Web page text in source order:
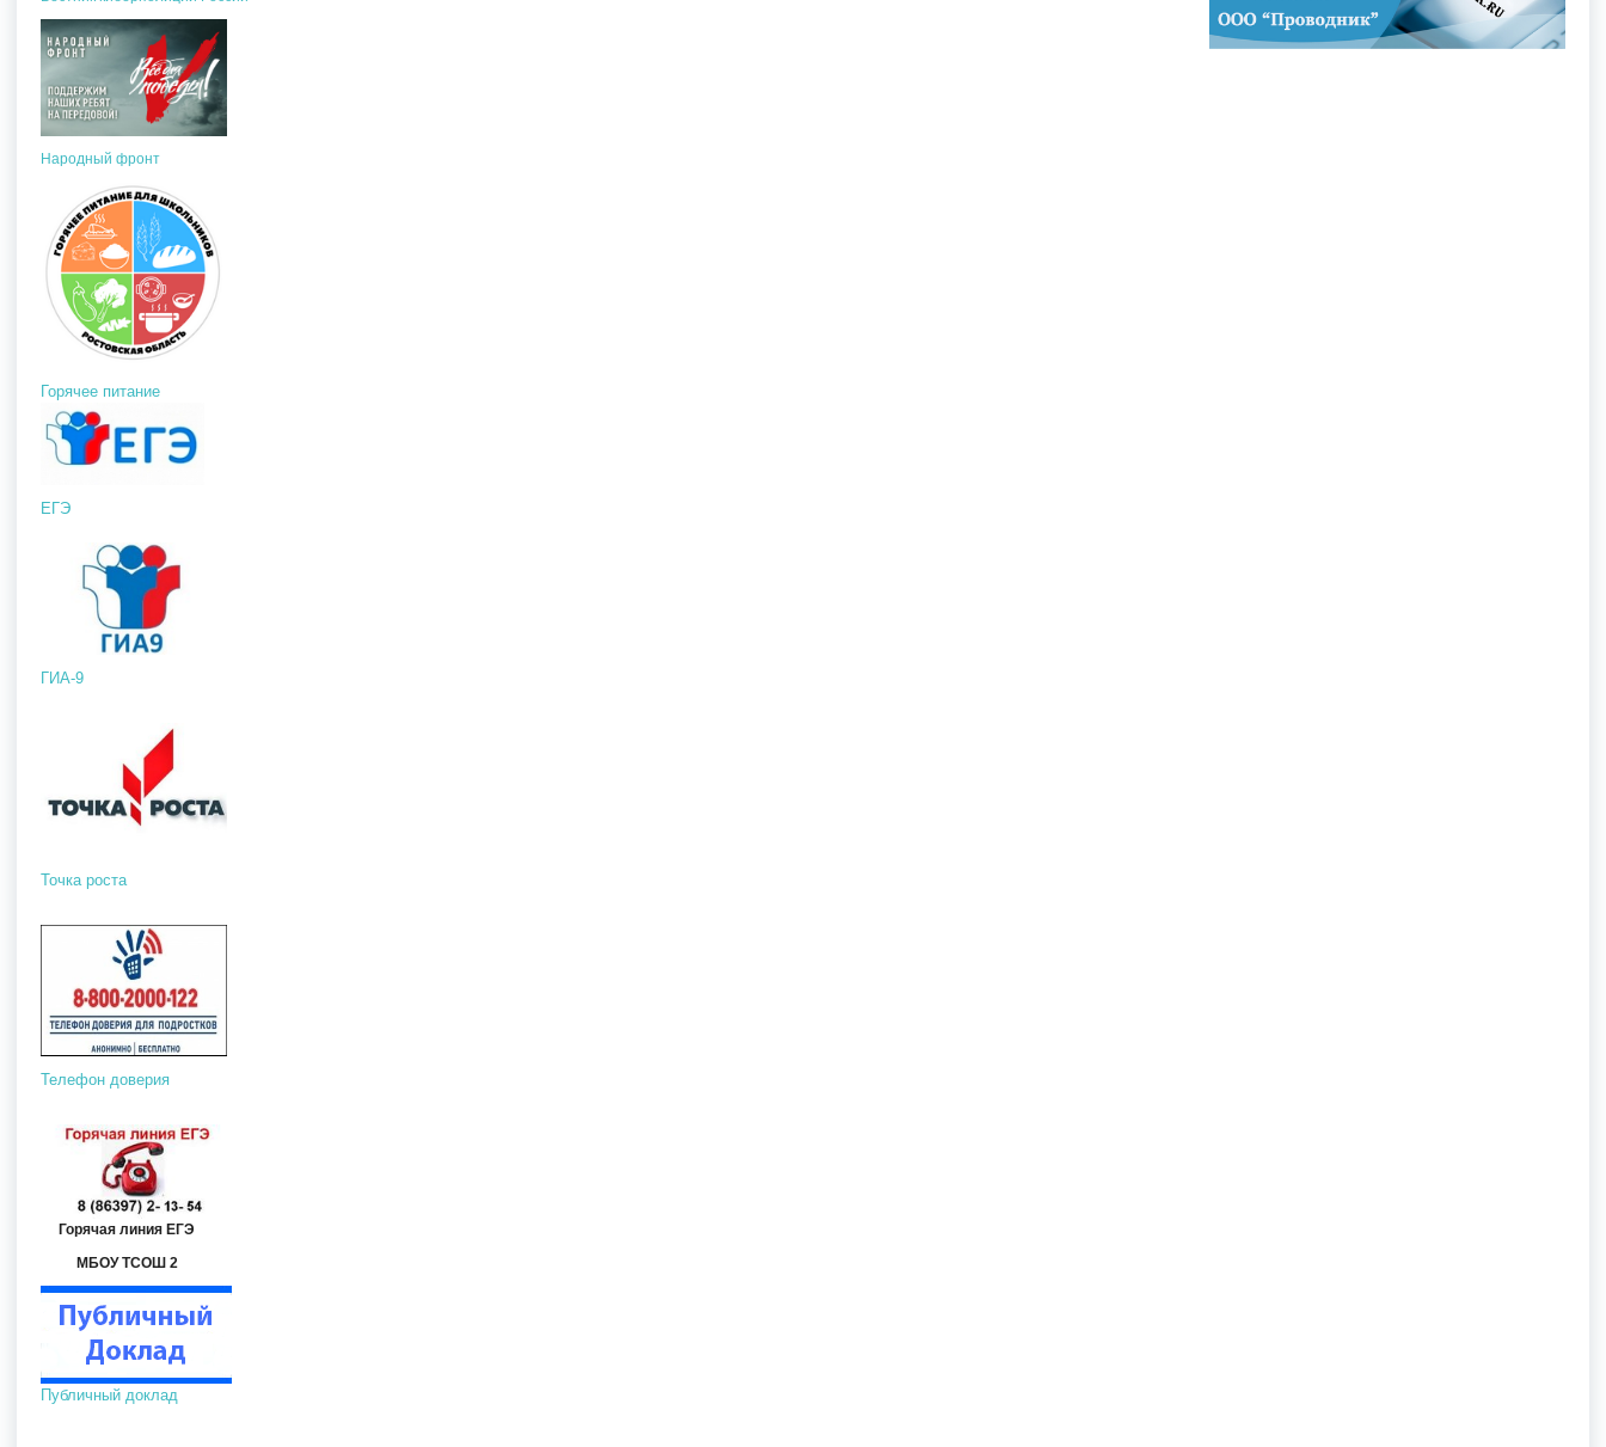
Народный фронт
Горячее питание
ЕГЭ
ГИА-9
Точка роста
Телефон доверия
Горячая линия ЕГЭ
МБОУ ТСОШ 2
Публичный доклад